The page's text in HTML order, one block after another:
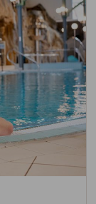
ikäisille.